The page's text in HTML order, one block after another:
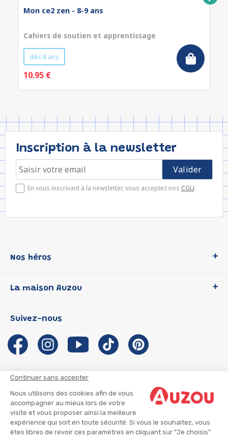
Continuer sans accepter
Nous utilisons des cookies afin de vous
accompagner au mieux lors de votre
visite et vous proposer ainsi la meilleure
expérience qui soit en toute sécurité. Si vous le souhaitez, vous
êtes libres de revoir ces paramètres en cliquant sur "Je choisis"
Mon ce2 zen - 8-9 ans
Cahiers de soutien et apprentissage
dès 8 ans
10.95 €
Inscription à la newsletter
En vous inscrivant à la newsletter, vous acceptez nos CGU.
Nos héros
P'tit Loup
Les Influenceuses
Migali
Petite Taupe
La maison Auzou
Notre histoire
Auzou s'engage
Auteurs et illustrateurs Auzou
Suivre mon colis
Infos consommateur
Suivez-nous
CGU
CGV
Mentions légales